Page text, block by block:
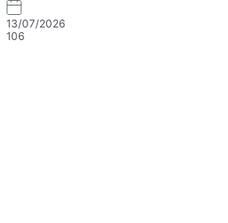
13/07/2026
106